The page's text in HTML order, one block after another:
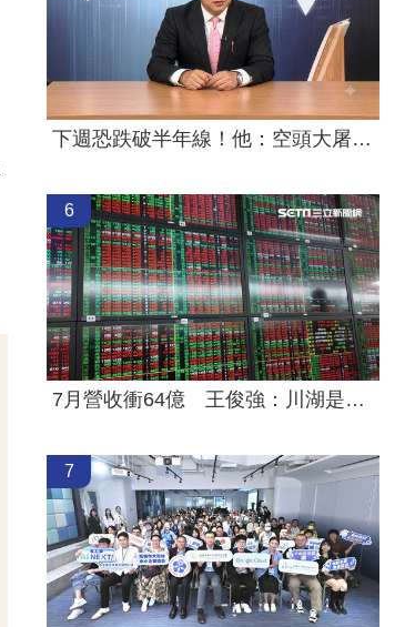
下週恐跌破半年線！他：空頭大屠殺剛開始
6
7月營收衝64億 王俊強：川湖是最純AI股
7